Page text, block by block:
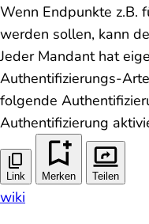
Wenn Endpunkte z.B.
werden sollen, kann
Jeder Mandant hat
Authentifizierungs-
folgende
Authentifizierung
Link Merken Teilen
wiki